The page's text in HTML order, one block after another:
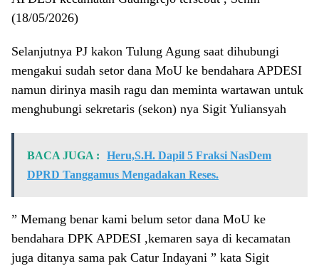
(18/05/2026)
Selanjutnya PJ kakon Tulung Agung saat dihubungi
mengakui sudah setor dana MoU ke bendahara APDESI
namun dirinya masih ragu dan meminta wartawan untuk
menghubungi sekretaris (sekon) nya Sigit Yuliansyah
BACA JUGA :
Heru,S.H. Dapil 5 Fraksi NasDem
DPRD Tanggamus Mengadakan Reses.
” Memang benar kami belum setor dana MoU ke
bendahara DPK APDESI ,kemaren saya di kecamatan
juga ditanya sama pak Catur Indayani ” kata Sigit